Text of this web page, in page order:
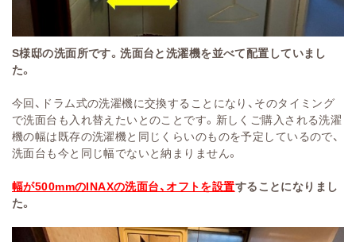
S様邸の洗面所です。洗面台と洗濯機を並べて配置していまし
た。
今回、ドラム式の洗濯機に交換することになり、そのタイミング
で洗面台も入れ替えたいとのことです。新しくご購入される洗濯
機の幅は既存の洗濯機と同じくらいのものを予定しているので、
洗面台も今と同じ幅でないと納まりません。
幅が500mmのINAXの洗面台、オフトを設置することになりまし
た。